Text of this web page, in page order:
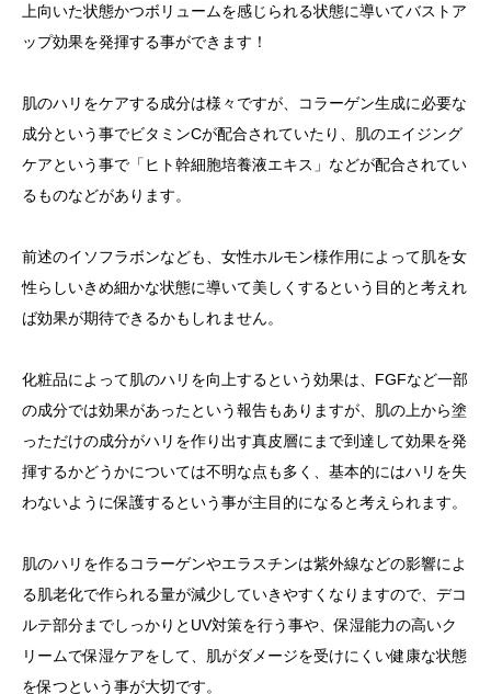
上向いた状態かつボリュームを感じられる状態に導いてバストア
ップ効果を発揮する事ができます！
肌のハリをケアする成分は様々ですが、コラーゲン生成に必要な
成分という事でビタミンCが配合されていたり、肌のエイジング
ケアという事で「ヒト幹細胞培養液エキス」などが配合されてい
るものなどがあります。
前述のイソフラボンなども、女性ホルモン様作用によって肌を女
性らしいきめ細かな状態に導いて美しくするという目的と考えれ
ば効果が期待できるかもしれません。
化粧品によって肌のハリを向上するという効果は、FGFなど一部
の成分では効果があったという報告もありますが、肌の上から塗
っただけの成分がハリを作り出す真皮層にまで到達して効果を発
揮するかどうかについては不明な点も多く、基本的にはハリを失
わないように保護するという事が主目的になると考えられます。
肌のハリを作るコラーゲンやエラスチンは紫外線などの影響によ
る肌老化で作られる量が減少していきやすくなりますので、デコ
ルテ部分までしっかりとUV対策を行う事や、保湿能力の高いク
リームで保湿ケアをして、肌がダメージを受けにくい健康な状態
を保つという事が大切です。